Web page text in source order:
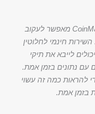
מעקב תיקי הקריפטו של CoinMarketCap מאפשר לעקוב
חינמי לחלוטין
לייבא את תיקי
עם נתונים בזמן אמת.
להראות כמה זה עשוי
בזמן אמת.